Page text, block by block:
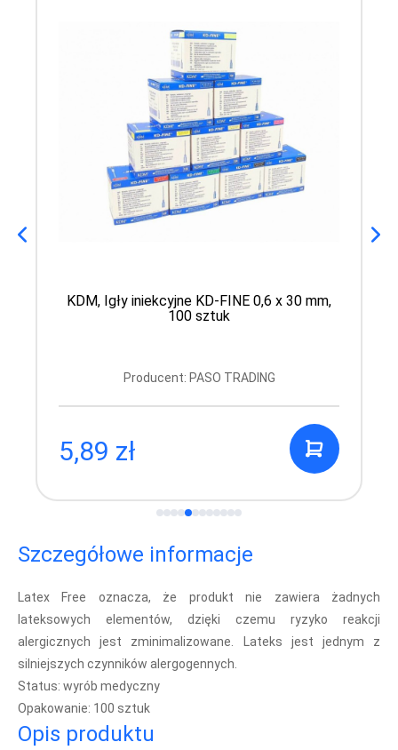
KDM, Igły iniekcyjne KD-FINE 0,6 x 30 mm,
100 sztuk
Producent: PASO TRADING
5,89 zł
Szczegółowe informacje
Latex Free oznacza, że produkt nie zawiera żadnych
lateksowych elementów, dzięki czemu ryzyko reakcji
alergicznych jest zminimalizowane. Lateks jest jednym z
silniejszych czynników alergogennych.
Status: wyrób medyczny
Opakowanie: 100 sztuk
Opis produktu